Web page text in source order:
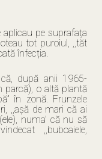
aplicau pe suprafața
tot puroiul, ,,tăt
înfecția.
după anii 1965-
parcă), o altă plantă
în zonă. Frunzele
,,așă de mari că ai
numa’ că nu să
,,buboaiele,